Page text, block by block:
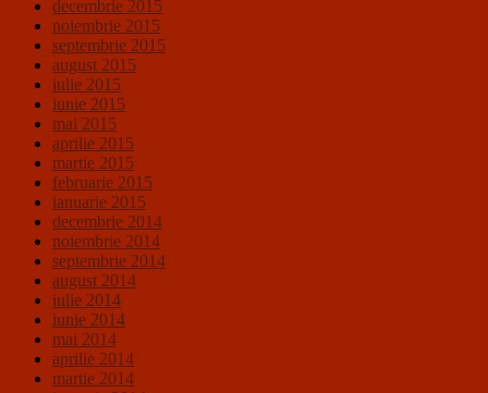
decembrie 2015
noiembrie 2015
septembrie 2015
august 2015
iulie 2015
iunie 2015
mai 2015
aprilie 2015
martie 2015
februarie 2015
ianuarie 2015
decembrie 2014
noiembrie 2014
septembrie 2014
august 2014
iulie 2014
iunie 2014
mai 2014
aprilie 2014
martie 2014